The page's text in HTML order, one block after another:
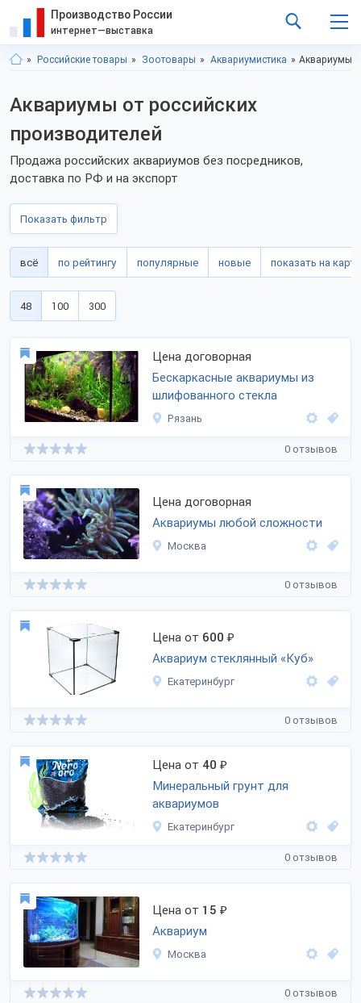
Производство России
интернет—выставка
Российские товары Зоотовары Аквариумистика Аквариумы
Аквариумы от российских
производителей
Продажа российских аквариумов без посредников,
доставка по РФ и на экспорт
Показать фильтр
всё по рейтингу популярные новые показать на карте
48 100 300
Цена договорная
Бескаркасные аквариумы из
шлифованного стекла
Рязань
0 отзывов
Цена договорная
Аквариумы любой сложности
Москва
0 отзывов
Цена от 600 ₽
Аквариум стеклянный «Куб»
Екатеринбург
0 отзывов
Цена от 40 ₽
Минеральный грунт для
аквариумов
Екатеринбург
0 отзывов
Цена от 15 ₽
Аквариум
Москва
0 отзывов